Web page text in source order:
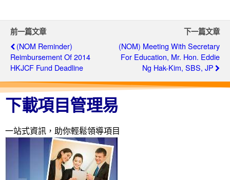
前一篇文章
(NOM Reminder)
Reimbursement Of 2014
HKJCF Fund Deadline
下一篇文章
(NOM) Meeting With Secretary
For Education, Mr. Hon. Eddie
Ng Hak-Kim, SBS, JP
下載項目管理易
一站式資訊，助你輕鬆領導項目